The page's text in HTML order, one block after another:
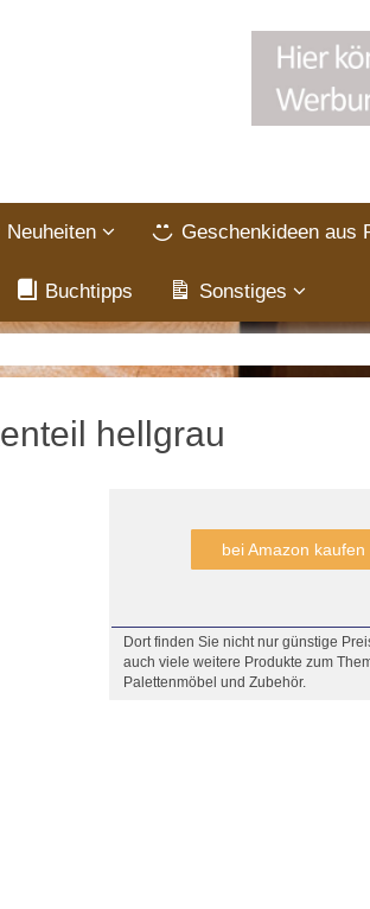
Neuheiten Geschenkideen aus
Buchtipps Sonstiges
hellgrau
bei Amazon kaufen
Dort finden Sie nicht nur günstige
auch viele weitere Produkte zum
Palettenmöbel und Zubehör.